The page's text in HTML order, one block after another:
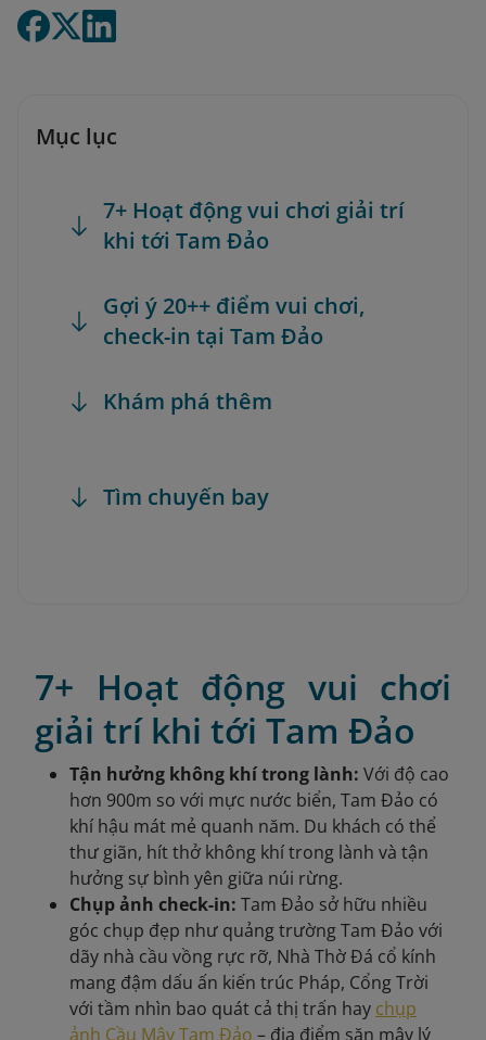
Mục lục
7+ Hoạt động vui chơi giải trí
khi tới Tam Đảo
Gợi ý 20++ điểm vui chơi,
check-in tại Tam Đảo
Khám phá thêm
Tìm chuyến bay
7+ Hoạt động vui chơi
giải trí khi tới Tam Đảo
Tận hưởng không khí trong lành: Với độ cao
hơn 900m so với mực nước biển, Tam Đảo có
khí hậu mát mẻ quanh năm. Du khách có thể
thư giãn, hít thở không khí trong lành và tận
hưởng sự bình yên giữa núi rừng.
Chụp ảnh check-in: Tam Đảo sở hữu nhiều
góc chụp đẹp như quảng trường Tam Đảo với
dãy nhà cầu vồng rực rỡ, Nhà Thờ Đá cổ kính
mang đậm dấu ấn kiến trúc Pháp, Cổng Trời
với tầm nhìn bao quát cả thị trấn hay chụp
ảnh Cầu Mây Tam Đảo – địa điểm săn mây lý